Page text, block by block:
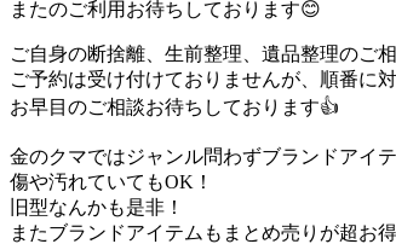
またのご利用お待ちしております😊
ご自身の断捨離、生前整理、遺品整理のご
ご予約は受け付けておりませんが、順番に
お早目のご相談お待ちしております👍
金のクマではジャンル問わずブランドアイ
傷や汚れていてもOK！
旧型なんかも是非！
またブランドアイテムもまとめ売りが超お得